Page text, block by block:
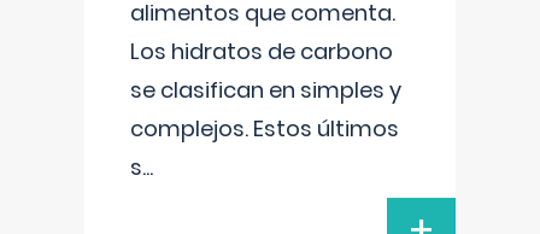
alimentos que comenta.
Los hidratos de carbono
se clasifican en simples y
complejos. Estos últimos
s...